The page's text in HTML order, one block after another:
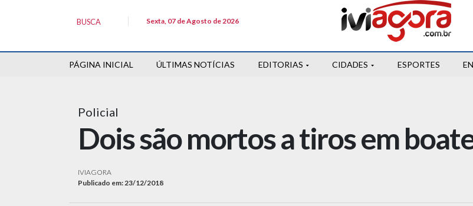
BUSCA Sexta, 07 de Agosto de 2026
PÁGINA INICIAL ÚLTIMAS NOTÍCIAS EDITORIAS CIDADES ESPORTES
Policial
Dois são mortos a tiros em
IVIAGORA
Publicado em: 23/12/2018